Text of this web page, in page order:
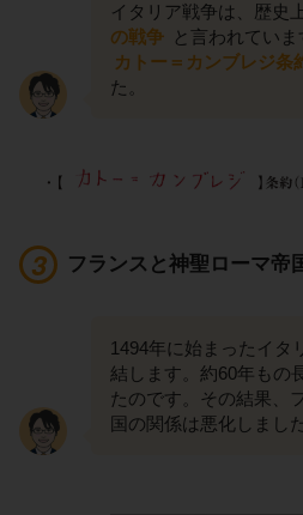
イタリア戦争は、歴史
の戦争 と言われてい
カトー＝カンブレジ条
た。
フランスと神聖ローマ帝
1494年に始まったイタ
結します。約60年もの
たのです。その結果、
国の関係は悪化しました